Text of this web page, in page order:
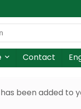
Contact
been added to